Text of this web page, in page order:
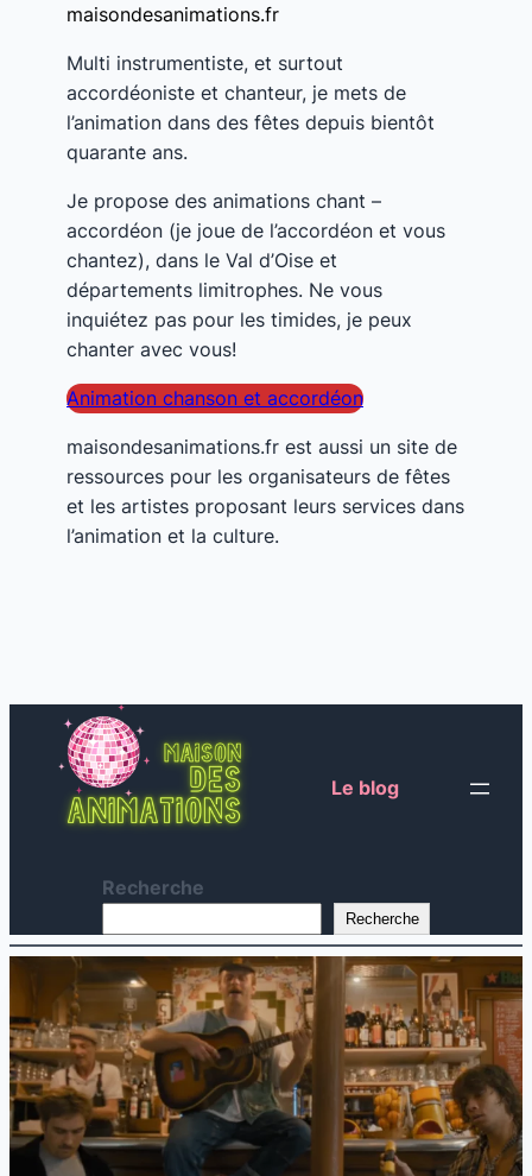
maisondesanimations.fr
Multi instrumentiste, et surtout
accordéoniste et chanteur, je mets de
l’animation dans des fêtes depuis bientôt
quarante ans.
Je propose des animations chant –
accordéon (je joue de l’accordéon et vous
chantez), dans le Val d’Oise et
départements limitrophes. Ne vous
inquiétez pas pour les timides, je peux
chanter avec vous!
Animation chanson et accordéon
maisondesanimations.fr est aussi un site de
ressources pour les organisateurs de fêtes
et les artistes proposant leurs services dans
l’animation et la culture.
Le blog
Recherche
Recherche